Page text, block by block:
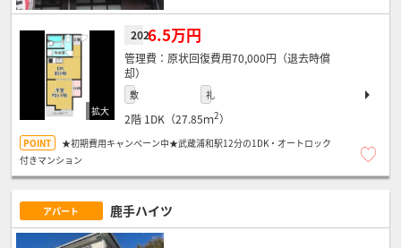
2026.5万円
原状回復費用70,000円（退去時償
却）
敷 礼
2階 1DK（27.85ｍ2）
★初期費用キャンペーン中★武蔵浦和駅12分の1DK・オートロック
付きマンション
アパート 鹿手ハイツ